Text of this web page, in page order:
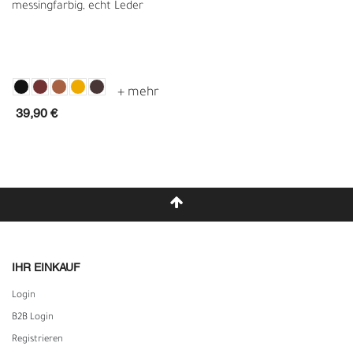
messingfarbig, echt Leder
39,90 €
IHR EINKAUF
Login
B2B Login
Registrieren